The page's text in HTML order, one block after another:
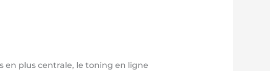
en plus centrale, le toning en ligne